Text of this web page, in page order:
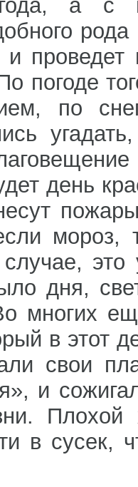
а с
и
погоде
по
день
дня,
многих
в этот
свои
и
в сусек,